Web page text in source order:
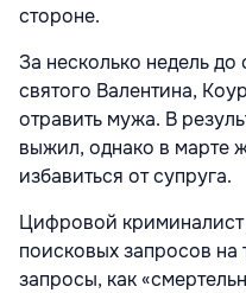
стороне.
За несколько недель
святого Валентина,
отравить мужа. В
выжил, однако в марте
избавиться от супруга.
Цифровой
поисковых запросов
запросы, как